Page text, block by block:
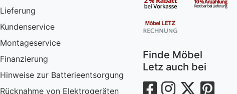
Lieferung
Kundenservice
Montageservice
Finanzierung
Hinweise zur Batterieentsorgung
Rücknahme von Elektrogeräten
Finde Möbel
Letz auch bei